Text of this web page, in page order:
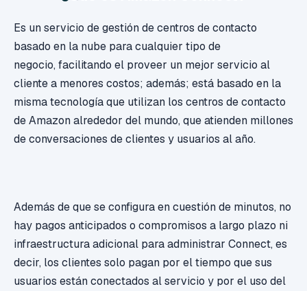
Es un servicio de gestión de centros de contacto
basado en la nube para cualquier tipo de
negocio, facilitando el proveer un mejor servicio al
cliente a menores costos; además; está basado en la
misma tecnología que utilizan los centros de contacto
de Amazon alrededor del mundo, que atienden millones
de conversaciones de clientes y usuarios al año.
Además de que se configura en cuestión de minutos, no
hay pagos anticipados o compromisos a largo plazo ni
infraestructura adicional para administrar Connect, es
decir, los clientes solo pagan por el tiempo que sus
usuarios están conectados al servicio y por el uso del